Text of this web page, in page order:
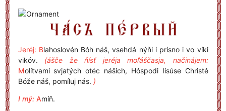
Jeréj: Blahoslovén Bóh náš, vsehdá nýňi i prísno i vo víki
vikóv. (ášče že ňísť jeréja moľáščasja, načinájem:
Molítvami svjatých otéc nášich, Hóspodi Iisúse Christé
Bóže náš, pomíluj nás. )
I mý: Amíň.